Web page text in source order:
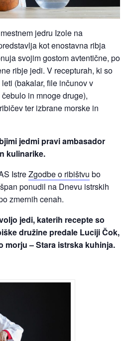
jedru Izole na
kot enostavna ribja
svojim gostom avtentične, po
ribje jedi. V recepturah, ki so
(bakalar, file inčunov v
in mnoge druge),
ter izbrane morske in
jedmi pravi ambasador
kulinarike.
IstreZgodbe o ribištvu bo
ponudil na Dnevu istrskih
zmernih cenah.
jedi, katerih recepte so
družine predale Luciji Čok,
morju – Stara istrska kuhinja.